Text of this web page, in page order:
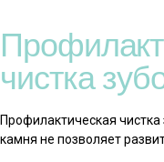
чистка
Профилактическая чистка
камня не позволяет